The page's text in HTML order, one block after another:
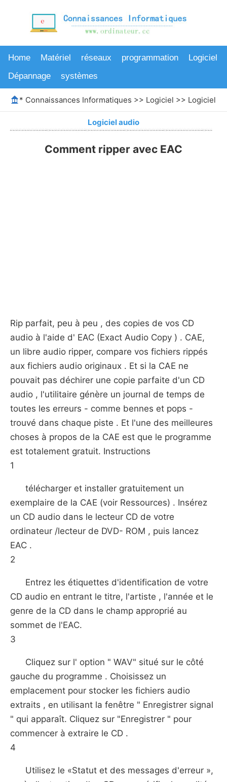
Home Matériel réseaux programmation
Logiciel
Dépannage
systèmes
* Connaissances Informatiques >> Logiciel >> Logiciel
Logiciel audio
Comment ripper avec EAC
Rip parfait, peu à peu , des copies de vos CD
audio à l'aide d' EAC (Exact Audio Copy ) . CAE,
un libre audio ripper, compare vos fichiers rippés
aux fichiers audio originaux . Et si la CAE ne
pouvait pas déchirer une copie parfaite d'un CD
audio , l'utilitaire génère un journal de temps de
toutes les erreurs - comme bennes et pops -
trouvé dans chaque piste . Et l'une des meilleures
choses à propos de la CAE est que le programme
est totalement gratuit. Instructions
1
télécharger et installer gratuitement un
exemplaire de la CAE (voir Ressources) . Insérez
un CD audio dans le lecteur CD de votre
ordinateur /lecteur de DVD- ROM , puis lancez
EAC .
2
Entrez les étiquettes d'identification de votre
CD audio en entrant le titre, l'artiste , l'année et le
genre de la CD dans le champ approprié au
sommet de l'EAC.
3
Cliquez sur l' option " WAV" situé sur le côté
gauche du programme . Choisissez un
emplacement pour stocker les fichiers audio
extraits , en utilisant la fenêtre " Enregistrer signal
" qui apparaît. Cliquez sur "Enregistrer " pour
commencer à extraire le CD .
4
Utilisez le «Statut et des messages d'erreur »,